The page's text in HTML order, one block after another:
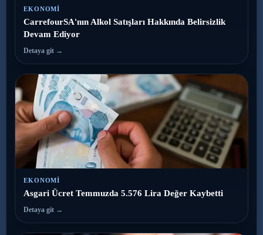
EKONOMI
CarrefourSA'nın Alkol Satışları Hakkında Belirsizlik
Devam Ediyor
Detaya git →
EKONOMI
Asgari Ücret Temmuzda 5.576 Lira Değer Kaybetti
Detaya git →